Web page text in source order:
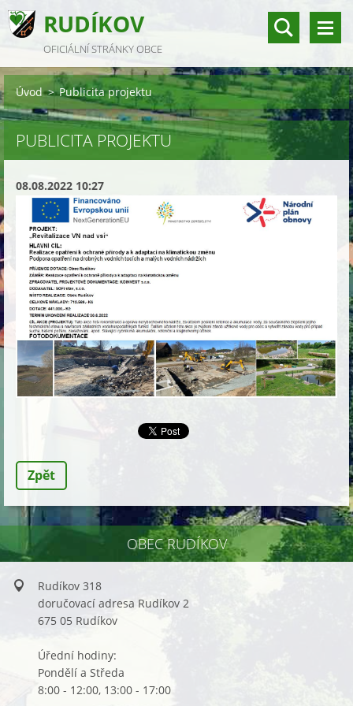
RUDÍKOV
OFICIÁLNÍ STRÁNKY OBCE
Úvod > Publicita projektu
PUBLICITA PROJEKTU
08.08.2022 10:27
Zpět
OBEC RUDÍKOV
Rudíkov 318
doručovací adresa Rudíkov 2
675 05 Rudíkov
Úřední hodiny:
Pondělí a Středa
8:00 - 12:00, 13:00 - 17:00